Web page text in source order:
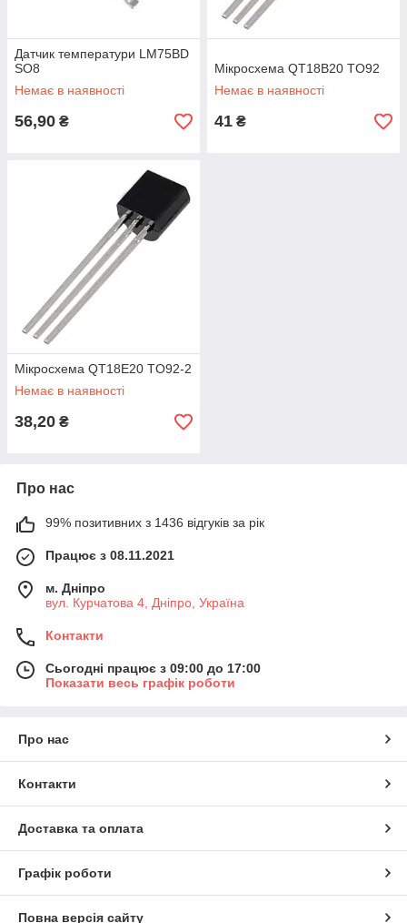
Датчик температури LM75BD
SO8
Немає в наявності
56,90 ₴
Мікросхема QT18B20 TO92
Немає в наявності
41 ₴
Мікросхема QT18E20 TO92-2
Немає в наявності
38,20 ₴
Про нас
99% позитивних з 1436 відгуків за рік
Працює з 08.11.2021
м. Дніпро
вул. Курчатова 4, Дніпро, Україна
Контакти
Сьогодні працює з 09:00 до 17:00
Показати весь графік роботи
Про нас
Контакти
Доставка та оплата
Графік роботи
Повна версія сайту